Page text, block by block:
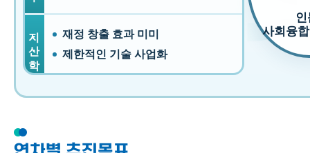
지·산·학
재정 창출 효과 미미
제한적인 기술 사업화
인
사회융